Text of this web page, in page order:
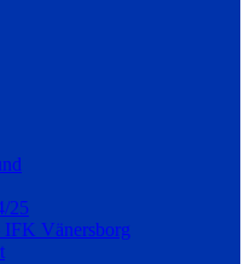
25
IFK Vänersborg